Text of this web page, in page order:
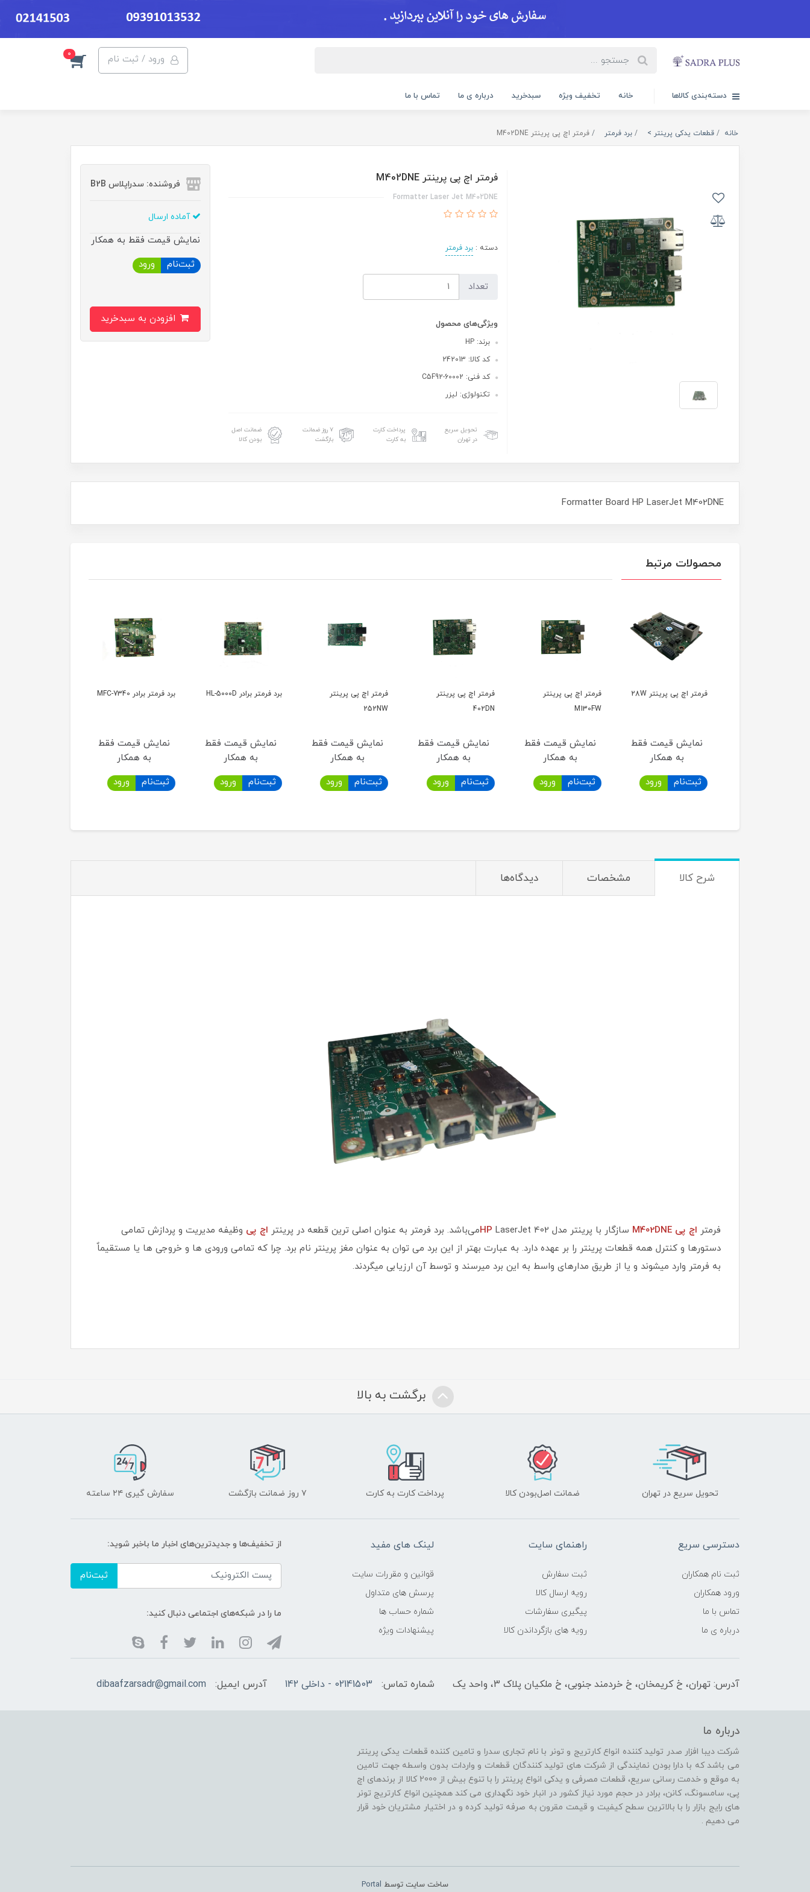
ورود / ثبت نام 0
دسته‌بندی کالاها خانه تخفیف ویژه سبدخرید درباره ی ما تماس با ما
خانه قطعات یدکی پرینتر > برد فرمتر فرمتر اچ پی پرینتر M402DNE
فرمتر اچ پی پرینتر M402DNE
Formatter Laser Jet M402DNE
دسته :برد فرمتر
تعداد
ویژگی‌های محصول
برند: HP
کد کالا: 242013
کد فنی: C5F92-60002
تکنولوژی: لیزر
تحویل سریع
در تهران
پرداخت کارت
به کارت
۷ روز ضمانت
بازگشت
ضمانت اصل
بودن کالا
فروشنده: سدراپلاس B2B
آماده ارسال
نمایش قیمت فقط به همکار
ثبت‌نام
ورود
Formatter Board HP LaserJet M402DNE
محصولات مرتبط
فرمتر اچ پی پرینتر 28W
نمایش قیمت فقط
به همکار
ثبت‌نام
ورود
فرمتر اچ پی پرینتر
M130FW
نمایش قیمت فقط
به همکار
ثبت‌نام
ورود
فرمتر اچ پی پرینتر
402DN
نمایش قیمت فقط
به همکار
ثبت‌نام
ورود
فرمتر اچ پی پرینتر
252NW
نمایش قیمت فقط
به همکار
ثبت‌نام
ورود
برد فرمتر برادر HL-5000D
نمایش قیمت فقط
به همکار
ثبت‌نام
ورود
برد فرمتر برادر MFC-7340
نمایش قیمت فقط
به همکار
ثبت‌نام
ورود
شرح کالا مشخصات دیدگاه‌ها
فرمتر اچ پی M402DNE سازگار با پرینتر مدل HP LaserJet 402می‌باشد. برد فرمتر به عنوان اصلی ترین قطعه در پرینتر اچ پی وظیفه مدیریت و پردازش تمامی
دستورها و کنترل همه قطعات پرینتر را بر عهده دارد. به عبارت بهتر از این برد می توان به عنوان مغز پرینتر نام برد. چرا که تمامی ورودی ها و خروجی ها یا مستقیماٌ
به فرمتر وارد میشوند و یا از طریق مدارهای واسط به این برد میرسند و توسط آن ارزیابی میگردند.
برگشت به بالا
تحویل سریع در تهران ضمانت اصل‌بودن کالا پرداخت کارت به کارت ۷ روز ضمانت بازگشت سفارش گیری ۲۴ ساعته
دسترسی سریع
ثبت نام همکاران
ورود همکاران
تماس با ما
درباره ی ما
راهنمای سایت
ثبت سفارش
رویه ارسال کالا
پیگیری سفارشات
رویه های بازگرداندن کالا
لینک های مفید
قوانین و مقررات سایت
پرسش های متداول
شماره حساب ها
پیشنهادات ویژه
از تخفیف‌ها و جدیدترین‌های اخبار ما باخبر شوید:
ثبت‌نام
ما را در شبکه‌های اجتماعی دنبال کنید:
آدرس: تهران، خ کریمخان، خ خردمند جنوبی، خ ملکیان پلاک 3، واحد یک شماره تماس: 02141503 - داخلی 142 آدرس ایمیل: dibaafzarsadr@gmail.com
درباره ما
شرکت دیبا افزار صدر تولید کننده انواع کارتریج و تونر با نام تجاری سدرا و تامین کننده قطعات یدکی پرینتر
می باشد که با دارا بودن نمایندگی از شرکت های تولید کنندگان قطعات و واردات بدون واسطه جهت تامین
به موقع و خدمت رسانی سریع، قطعات مصرفی و یدکی انواع پرینتر را با تنوع بیش از 2000 کالا از برندهای اچ
پی، سامسونگ، کانن، برادر در حجم مورد نیاز کشور در انبار خود نگهداری می کند همچنین انواع کارتریج تونر
های رایج بازار را با بالاترین سطح کیفیت و قیمت مقرون به صرفه تولید کرده و در اختیار مشتریان خود قرار
می دهیم .
ساخت سایت توسط Portal